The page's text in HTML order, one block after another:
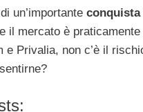
un’importante conquista
il mercato è
e Privalia, non c’è il